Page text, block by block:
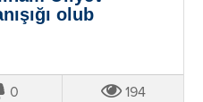
olub
0 194